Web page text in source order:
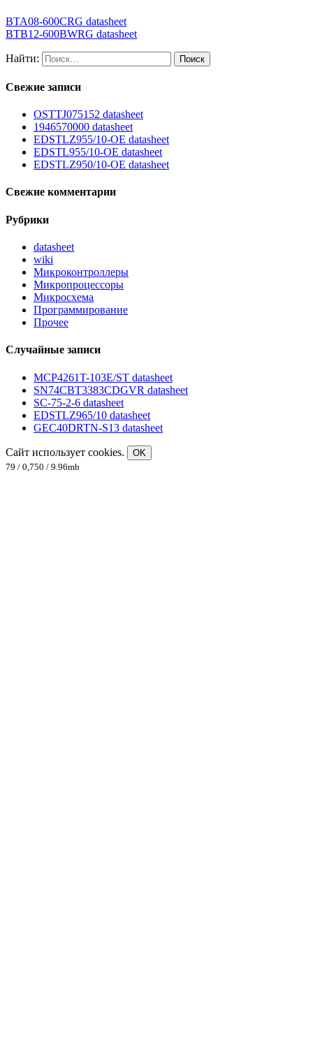
BTA08-600CRG datasheet
BTB12-600BWRG datasheet
Найти:
Свежие записи
OSTTJ075152 datasheet
1946570000 datasheet
EDSTLZ955/10-OE datasheet
EDSTL955/10-OE datasheet
EDSTLZ950/10-OE datasheet
Свежие комментарии
Рубрики
datasheet
wiki
Микроконтроллеры
Микропроцессоры
Микросхема
Программирование
Прочее
Случайные записи
MCP4261T-103E/ST datasheet
SN74CBT3383CDGVR datasheet
SC-75-2-6 datasheet
EDSTLZ965/10 datasheet
GEC40DRTN-S13 datasheet
Сайт использует cookies.
OK
79 / 0,750 / 9.96mb